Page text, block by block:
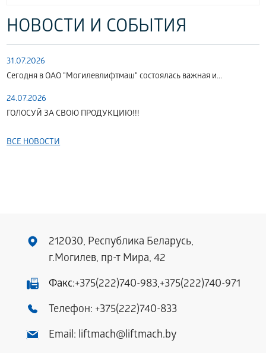
НОВОСТИ И СОБЫТИЯ
31.07.2026
Сегодня в ОАО "Могилевлифтмаш" состоялась важная и...
24.07.2026
ГОЛОСУЙ ЗА СВОЮ ПРОДУКЦИЮ!!!
ВСЕ НОВОСТИ
212030, Республика Беларусь,
г.Могилев, пр-т Мира, 42
Факс:+375(222)740-983,+375(222)740-971
Телефон: +375(222)740-833
Email: liftmach@liftmach.by